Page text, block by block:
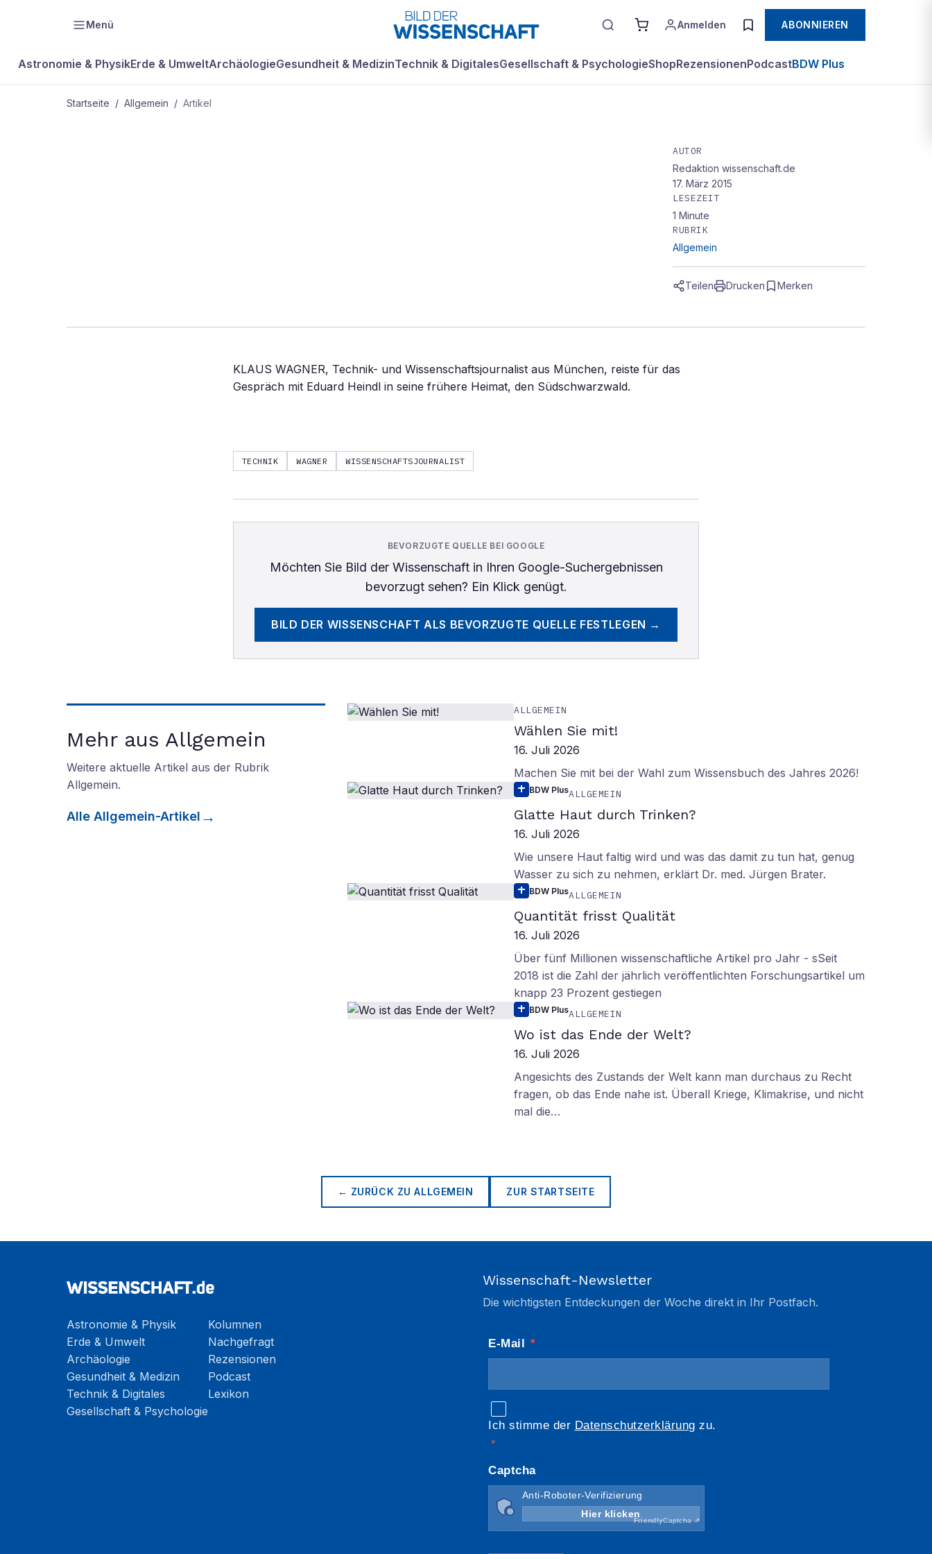
Menü Anmelden ABONNIEREN
Astronomie & PhysikErde & UmweltArchäologieGesundheit & MedizinTechnik & DigitalesGesellschaft & PsychologieShopRezensionenPodcastBDW Plus
Startseite / Allgemein / Artikel
AUTOR
Redaktion wissenschaft.de
17. März 2015
LESEZEIT
1 Minute
RUBRIK
Allgemein
Teilen Drucken Merken
KLAUS WAGNER, Technik- und Wissenschaftsjournalist aus München, reiste für das
Gespräch mit Eduard Heindl in seine frühere Heimat, den Südschwarzwald.
TECHNIK WAGNER WISSENSCHAFTSJOURNALIST
BEVORZUGTE QUELLE BEI GOOGLE
Möchten Sie Bild der Wissenschaftin Ihren Google-Suchergebnissen
bevorzugt sehen? Ein Klick genügt.
BILD DER WISSENSCHAFT ALS BEVORZUGTE QUELLE FESTLEGEN →
Mehr aus Allgemein
Weitere aktuelle Artikel aus der Rubrik
Allgemein.
Alle Allgemein-Artikel
ALLGEMEIN
Wählen Sie mit!
16. Juli 2026
Machen Sie mit bei der Wahl zum Wissensbuch des Jahres 2026!
BDW PlusALLGEMEIN
Glatte Haut durch Trinken?
16. Juli 2026
Wie unsere Haut faltig wird und was das damit zu tun hat, genug
Wasser zu sich zu nehmen, erklärt Dr. med. Jürgen Brater.
BDW PlusALLGEMEIN
Quantität frisst Qualität
16. Juli 2026
Über fünf Millionen wissenschaftliche Artikel pro Jahr - sSeit
2018 ist die Zahl der jährlich veröffentlichten Forschungsartikel um
knapp 23 Prozent gestiegen
BDW PlusALLGEMEIN
Wo ist das Ende der Welt?
16. Juli 2026
Angesichts des Zustands der Welt kann man durchaus zu Recht
fragen, ob das Ende nahe ist. Überall Kriege, Klimakrise, und nicht
mal die…
← ZURÜCK ZUALLGEMEIN ZUR STARTSEITE
Astronomie & Physik
Erde & Umwelt
Archäologie
Gesundheit & Medizin
Technik & Digitales
Gesellschaft & Psychologie
Kolumnen
Nachgefragt
Rezensionen
Podcast
Lexikon
Wissenschaft-Newsletter
Die wichtigsten Entdeckungen der Woche direkt in Ihr Postfach.